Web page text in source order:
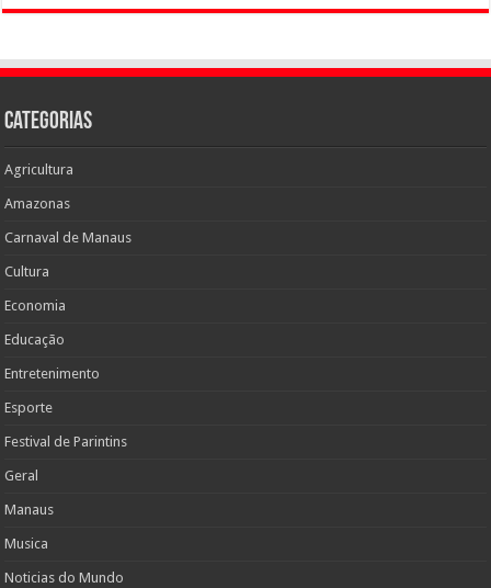
Categorias
Agricultura
Amazonas
Carnaval de Manaus
Cultura
Economia
Educação
Entretenimento
Esporte
Festival de Parintins
Geral
Manaus
Musica
Noticias do Mundo